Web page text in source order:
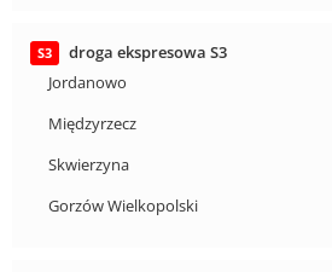
S3
droga ekspresowa S3
Jordanowo
Międzyrzecz
Skwierzyna
Gorzów Wielkopolski